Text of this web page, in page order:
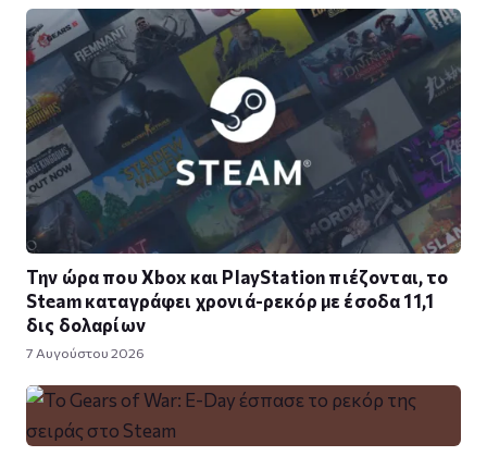
Την ώρα που Xbox και PlayStation πιέζονται, το
Steam καταγράφει χρονιά-ρεκόρ με έσοδα 11,1
δις δολαρίων
7 Αυγούστου 2026